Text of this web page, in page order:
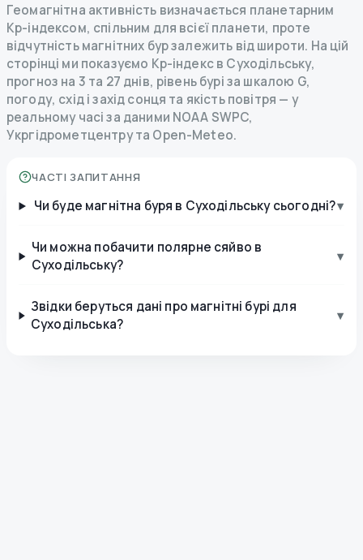
Геомагнітна активність визначається планетарним
Kp-індексом, спільним для всієї планети, проте
відчутність магнітних бур залежить від широти. На цій
сторінці ми показуємо Kp-індекс в Суходільську,
прогноз на 3 та 27 днів, рівень бурі за шкалою G,
погоду, схід і захід сонця та якість повітря — у
реальному часі за даними NOAA SWPC,
Укргідрометцентру та Open-Meteo.
ЧАСТІ ЗАПИТАННЯ
Чи буде магнітна буря в Суходільську сьогодні?▾
Чи можна побачити полярне сяйво в
Суходільську?
▾
Звідки беруться дані про магнітні бурі для
Суходільська?
▾